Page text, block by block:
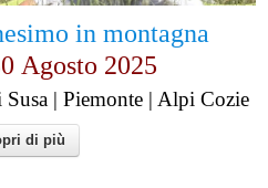
in montagna
Agosto 2025
| Piemonte | Alpi Cozie
di più